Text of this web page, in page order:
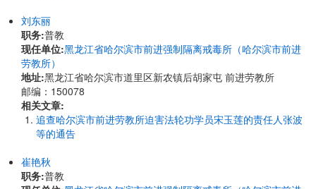
刘东丽
职务:普教
现任单位:黑龙江省哈尔滨市前进强制隔离戒毒所（哈尔滨市前进
劳教所）
地址:黑龙江省哈尔滨市道里区新农镇后胡家屯 前进劳教所
邮编：150078
相关文章:
追查哈尔滨市前进劳教所迫害法轮功学员宋玉莲的责任人张波
等的通告
崔艳秋
职务:普教